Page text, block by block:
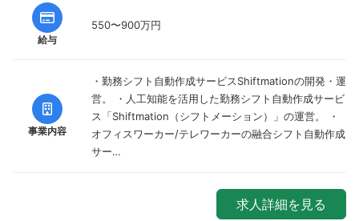
給与
550〜900万円
事業内容
・勤務シフト自動作成サービスShiftmationの開発・運
営。 ・人工知能を活用した勤務シフト自動作成サービ
ス「Shiftmation（シフトメーション）」の運営。 ・
オフィスワーカー/テレワーカーの融合シフト自動作成
サー…
求人詳細を見る